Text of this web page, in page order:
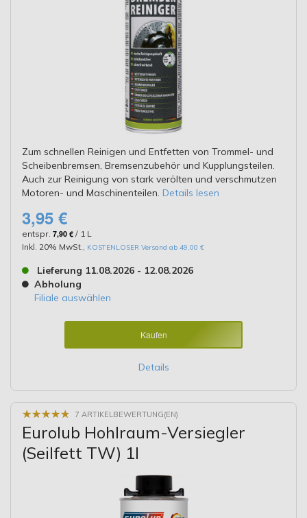
Zum schnellen Reinigen und Entfetten von Trommel- und
Scheibenbremsen, Bremsenzubehör und Kupplungsteilen.
Auch zur Reinigung von stark verölten und verschmutzen
Motoren- und Maschinenteilen. Details lesen
3,95 €
entspr. 7,90 € / 1 L
Inkl. 20% MwSt.
KOSTENLOSER Versand ab 49,00 €
Lieferung 11.08.2026 - 12.08.2026
Abholung
Filiale auswählen
Kaufen
Details
★★★★★
★★★★★ 7 ARTIKELBEWERTUNG(EN)
Eurolub Hohlraum-Versiegler
(Seilfett TW) 1l